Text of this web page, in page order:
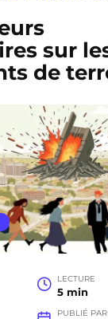
sur
de
LECTURE
5 min
PUBLIÉ PAR